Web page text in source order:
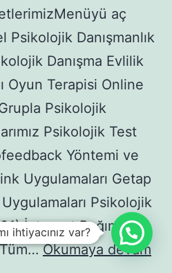
aç
Psikolojik Danışmanlık
Danışma Evlilik
Oyun Terapisi Online
Psikolojik
Psikolojik Test
Yöntemi ve
Uygulamaları Getap
Psikolojik
İnternet Bağımlılığı
Tüm…Okumaya devam
ihtiyacınız var?